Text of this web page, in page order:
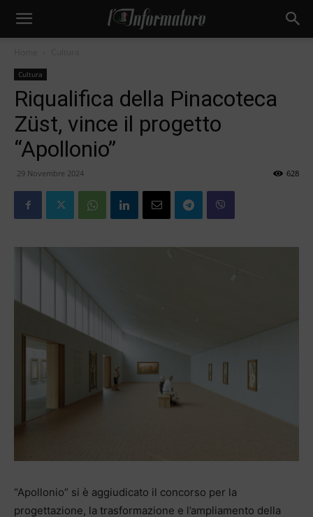
Cultura
Riqualifica della Pinacoteca
Züst, vince il progetto
“Apollonio”
29 Novembre 2024 628
“Apollonio” si è aggiudicato il concorso per la
progettazione, la trasformazione e l’ampliamento della